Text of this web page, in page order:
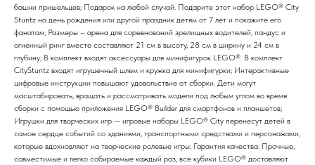
башни пришельцев; Подарок на любой случай. Подарите этот набор LEGO® City
Stuntz на день рождения или другой праздник детям от 7 лет и покажите его
фанатам; Размеры – арена для соревнований зрелищных водителей, пандус и
огненный ринг вместе составляют 21 см в высоту, 28 см в ширину и 24 см в
глубину; В комплект входят аксессуары для минифигурок LEGO®. В комплект
CityStuntz входят игрушечный шлем и кружка для минифигурки; Интерактивные
цифровые инструкции повышают удовольствие от сборки. Дети могут
масштабировать, вращать и рассматривать модели под любым углом во время
сборки с помощью приложения LEGO® Builder для смартфонов и планшетов;
Игрушки для творческих игр — игровые наборы LEGO® City перенесут детей в
самое сердце событий со зданиями, транспортными средствами и персонажами,
которые вдохновляют на творческие ролевые игры; Гарантия качества. Прочные,
совместимые и легко собираемые каждый раз, все кубики LEGO® доставляют